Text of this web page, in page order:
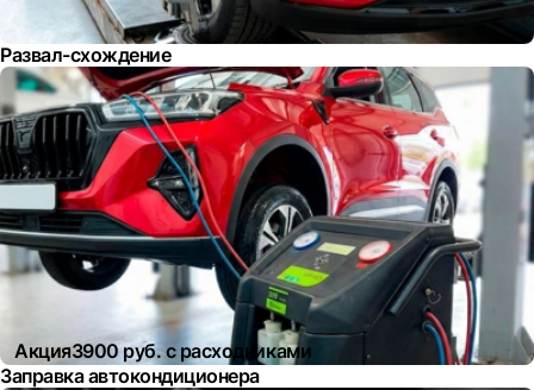
Развал-схождение
Акция3900 руб. с расходниками
Заправка автокондиционера